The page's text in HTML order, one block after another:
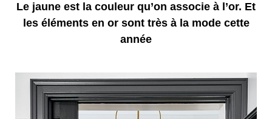
Le jaune est la couleur qu’on associe à l’or. Et
les éléments en or sont très à la mode cette
année